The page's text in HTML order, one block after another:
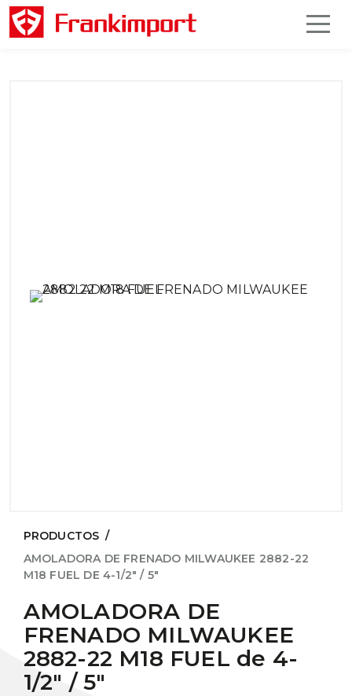
PRODUCTOS /
AMOLADORA DE FRENADO MILWAUKEE 2882-22
M18 FUEL DE 4-1/2" / 5"
AMOLADORA DE
FRENADO MILWAUKEE
2882-22 M18 FUEL de 4-
1/2" / 5"